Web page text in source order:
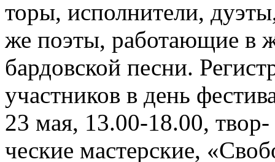
торы, исполнители,
же поэты, работающие в
бардовской песни.
участников в день
23 мая, 13.00-18.00, твор-
ческие мастерские,